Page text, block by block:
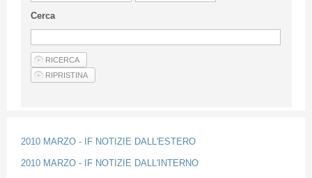
Privacy & Policy
Articles
Cerca
2010 MARZO - IF NOTIZIE DALL'ESTERO
2010 MARZO - IF NOTIZIE DALL'INTERNO